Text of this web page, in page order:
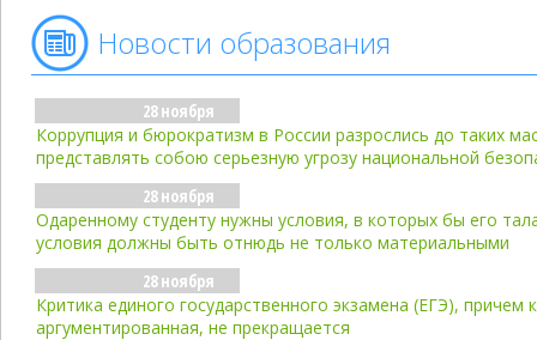
Новости образования
28 ноября
Коррупция и бюрократизм в России разрослись до таких
представлять собою серьезную угрозу национальной
28 ноября
Одаренному студенту нужны условия, в которых бы его
условия должны быть отнюдь не только материальными
28 ноября
Критика единого государственного экзамена (ЕГЭ), причем
аргументированная, не прекращается